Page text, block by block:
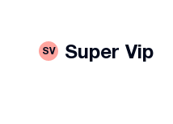
SV Super Vip